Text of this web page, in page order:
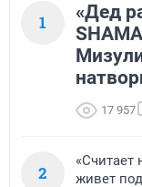
1
«Дед
17 957
2
«Считает
живет